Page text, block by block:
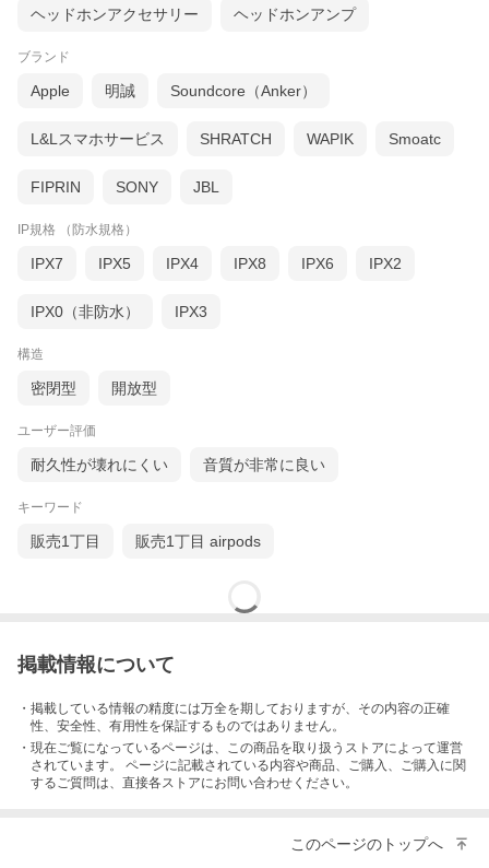
ヘッドホンアクセサリー ヘッドホンアンプ
ブランド
Apple 明誠 Soundcore（Anker）
L&Lスマホサービス SHRATCH WAPIK Smoatc
FIPRIN SONY JBL
IP規格 （防水規格）
IPX7 IPX5 IPX4 IPX8 IPX6 IPX2
IPX0（非防水） IPX3
構造
密閉型 開放型
ユーザー評価
耐久性が壊れにくい 音質が非常に良い
キーワード
販売1丁目 販売1丁目 airpods
掲載情報について
・掲載している情報の精度には万全を期しておりますが、その内容の正確
性、安全性、有用性を保証するものではありません。
・現在ご覧になっているページは、この商品を取り扱うストアによって運営
されています。 ページに記載されている内容や商品、ご購入 、ご購入に関
するご質問は、直接各ストアにお問い合わせください。
このページのトップへ